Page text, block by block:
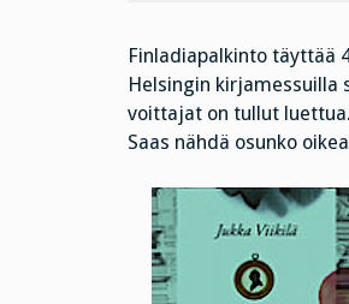
Finladiapalkinto täyttää
Helsingin kirjamessuilla
voittajat on tullut
Saas nähdä osunko